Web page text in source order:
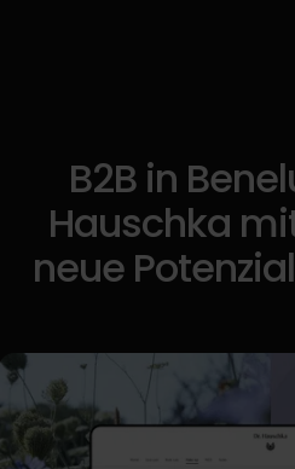
B2B in
Hauschka
neue